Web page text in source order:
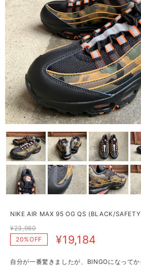
NIKE AIR MAX 95 OG QS (BLACK/
¥23,980
20%OFF
¥19,184
自分が一番驚きましたが、BINGOになって